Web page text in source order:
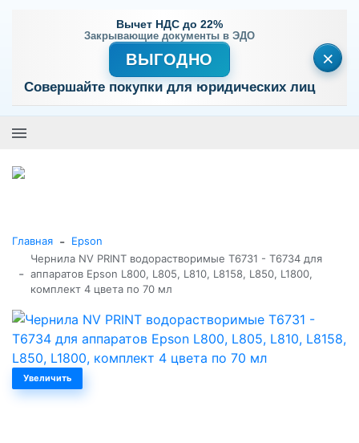
Вычет НДС до 22%
Закрывающие документы в ЭДО
ВЫГОДНО
Совершайте покупки для юридических лиц
×
Главная - Epson
-
Чернила NV PRINT водорастворимые T6731 - T6734 для
аппаратов Epson L800, L805, L810, L8158, L850, L1800,
комплект 4 цвета по 70 мл
Увеличить